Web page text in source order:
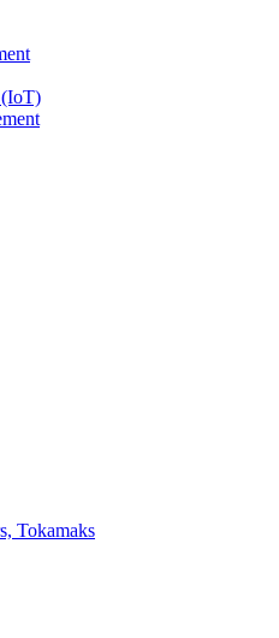
(IoT)
Tokamaks